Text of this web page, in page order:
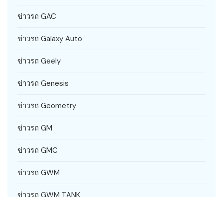
ข่าวรถ GAC
ข่าวรถ Galaxy Auto
ข่าวรถ Geely
ข่าวรถ Genesis
ข่าวรถ Geometry
ข่าวรถ GM
ข่าวรถ GMC
ข่าวรถ GWM